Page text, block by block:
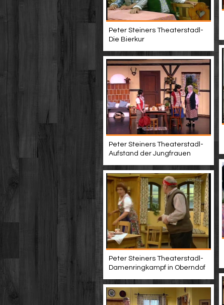
Peter Steiners Theaterstadl-
Die Bierkur
Peter Steiners Theaterstadl-
Aufstand der Jungfrauen
Peter Steiners Theaterstadl-
Damenringkampf in Oberndof